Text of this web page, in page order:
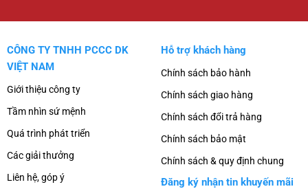
CÔNG TY TNHH PCCC DK
VIỆT NAM
Giới thiệu công ty
Tầm nhìn sứ mệnh
Quá trình phát triển
Các giải thưởng
Liên hệ, góp ý
Hỗ trợ khách hàng
Chính sách bảo hành
Chính sách giao hàng
Chính sách đổi trả hàng
Chính sách bảo mật
Chính sách & quy định chung
Đăng ký nhận tin khuyến mãi